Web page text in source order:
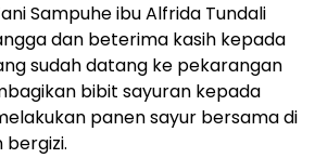
Sampuhe ibu Alfrida Tundali
dan beterima kasih kepada
sudah datang ke pekarangan
bibit sayuran kepada
panen sayur bersama di